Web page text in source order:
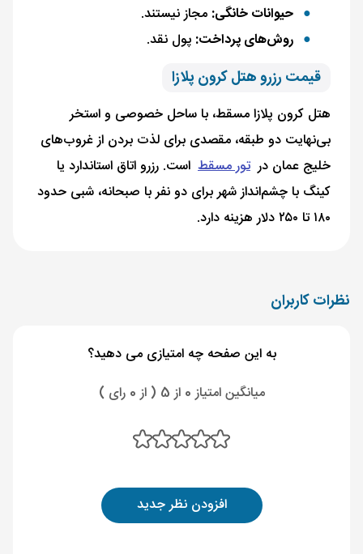
حیوانات خانگی: مجاز نیستند.
روش‌های پرداخت: پول نقد.
قیمت رزرو هتل کرون پلازا
هتل کرون پلازا مسقط، با ساحل خصوصی و استخر
بی‌نهایت دو طبقه، مقصدی برای لذت بردن از غروب‌های
خلیج عمان در تور مسقط است. رزرو اتاق استاندارد یا
کینگ با چشم‌انداز شهر برای دو نفر با صبحانه، شبی حدود
۱۸۰ تا ۲۵۰ دلار هزینه دارد.
نظرات کاربران
به این صفحه چه امتیازی می دهید؟
میانگین امتیاز 0 از 5 ( از 0 رای )
افزودن نظر جدید